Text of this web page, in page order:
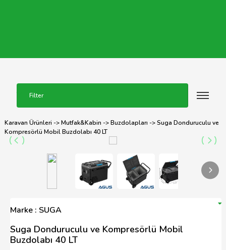
Filter
Karavan Ürünleri ->Mutfak&Kabin ->Buzdolapları -> Suga Donduruculu ve
Kompresörlü Mobil Buzdolabı 40 LT
Marke : SUGA
Suga Donduruculu ve Kompresörlü Mobil
Buzdolabı 40 LT